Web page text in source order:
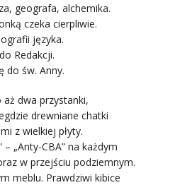
geografa, alchemika.
czeka cierpliwie.
języka.
Redakcji.
do św. Anny.
aż dwa przystanki,
drewniane chatki
z wielkiej płyty.
– „Anty-CBA” na każdym
w przejściu podziemnym.
meblu. Prawdziwi kibice